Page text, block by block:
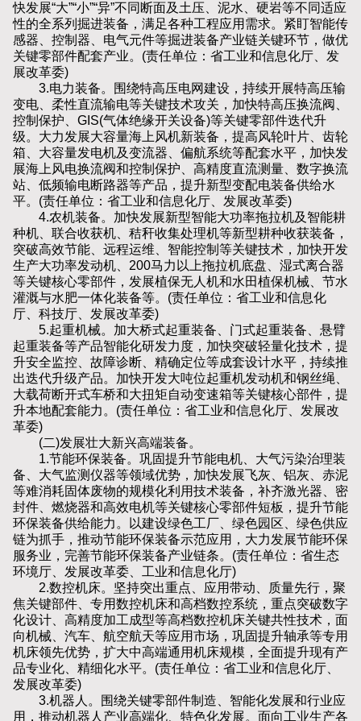
快发展“大”“小”“异”不同断面及土压、泥水、硬岩等不同适应
性的全系列掘进装备，满足各种工程应用需求。紧盯智能传
感器、控制器、电气元件等掘进装备产业链关键环节，做优
关键零部件配套产业。(责任单位：省工业和信息化厅、发
展改革委)
3.电力装备。围绕特高压电网建设，持续开展特高压输
变电、柔性直流输电等关键技术攻关，加快特高压换流阀、
控制保护、GIS(气体绝缘开关设备)等关键零部件迭代升
级。大力发展大容量海上风机新装备，提高风轮叶片、齿轮
箱、大容量发电机及变流器、偏航系统等配套水平，加快发
展海上风电换流阀和控制保护、高精度直流测量、数字换流
站、低频输电断路器等产品，提升新型变配电装备供给水
平。(责任单位：省工业和信息化厅、发展改革委)
4.农机装备。加快发展新型智能大功率拖拉机及智能耕
种机、联合收获机、秸秆收集处理机等新型耕种收获装备，
突破高效节能、远程运维、智能控制等关键技术，加快开发
生产大功率发动机、200马力以上拖拉机底盘、湿式离合器
等关键核心零部件，发展植保无人机和水田植保机械、节水
灌溉与水肥一体化装备等。(责任单位：省工业和信息化
厅、科技厅、发展改革委)
5.起重机械。加大桥式起重装备、门式起重装备、悬臂
起重装备等产品智能化研发力度，加快突破轻量化技术，提
升安全监控、故障诊断、精确定位等成套设计水平，持续推
出迭代升级产品。加快开发大吨位起重机发动机和钢丝绳、
大载荷断开式车桥和大扭矩自动变速箱等关键核心部件，提
升本地配套能力。(责任单位：省工业和信息化厅、发展改
革委)
(二)发展壮大新兴高端装备。
1.节能环保装备。巩固提升节能电机、大气污染治理装
备、大气监测仪器等领域优势，加快发展飞灰、铝灰、赤泥
等难消耗固体废物的规模化利用技术装备，补齐激光器、密
封件、燃烧器和高效电机等关键核心零部件短板，提升节能
环保装备供给能力。以建设绿色工厂、绿色园区、绿色供应
链为抓手，推动节能环保装备示范应用，大力发展节能环保
服务业，完善节能环保装备产业链条。(责任单位：省生态
环境厅、发展改革委、工业和信息化厅)
2.数控机床。坚持突出重点、应用带动、质量先行，聚
焦关键部件、专用数控机床和高档数控系统，重点突破数字
化设计、高精度加工成型等高档数控机床关键共性技术，面
向机械、汽车、航空航天等应用市场，巩固提升轴承等专用
机床领先优势，扩大中高端通用机床规模，全面提升现有产
品专业化、精细化水平。(责任单位：省工业和信息化厅、
发展改革委)
3.机器人。围绕关键零部件制造、智能化发展和行业应
用，推动机器人产业高端化、特色化发展。面向工业生产各